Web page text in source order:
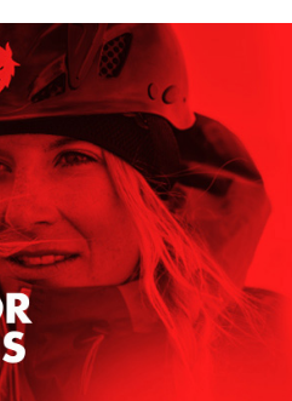
沛科技股份有限公司提供之「AFTEE先享後
服務之必要範圍內提供個人資料，並將交易
恩沛科技股份有限公司。
人資料處理事宜，請瀏覽以下網址：
terms/#terms3
使用者請事先徵得法定代理人或監護人之同
享後付」，若未經同意申辦者引起之損失，本
先享後付」時，將依據個別帳號之用戶
不同之上限額度；若仍有額度不足之情形，
進行身份認證。
註冊多個帳號或使用他人資訊註冊。若發現
股份有限公司將有權停止該用戶之使用額度
滿NT$799(含以上)免運費
滿NT$799(含以上)免運費
貨
滿NT$799(含以上)免運費
滿NT$799(含以上)免運費